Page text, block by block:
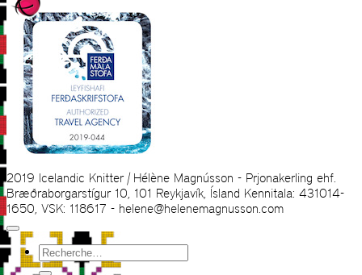
2019 Icelandic Knitter | Hélène Magnússon - Prjonakerling ehf.
Bræðraborgarstígur 10, 101 Reykjavík, Ísland Kennitala: 431014-
1650, VSK: 118617 - helene@helenemagnusson.com
Recherche
pour :